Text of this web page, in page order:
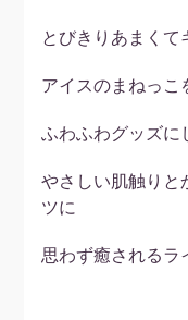
とびきりあまく
アイスのまねっこ
ふわふわグッズに
やさしい肌触りと
ツに
思わず癒されるラ